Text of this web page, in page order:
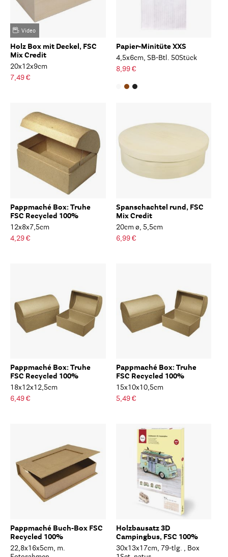
Video
Holz Box mit Deckel, FSC
Mix Credit
20x12x9cm
7,49 €
Papier-Minitüte XXS
4,5x6cm, SB-Btl. 50Stück
8,99 €
Pappmaché Box: Truhe
FSC Recycled 100%
12x8x7,5cm
4,29 €
Spanschachtel rund, FSC
Mix Credit
20cm ø, 5,5cm
6,99 €
Pappmaché Box: Truhe
FSC Recycled 100%
18x12x12,5cm
6,49 €
Pappmaché Box: Truhe
FSC Recycled 100%
15x10x10,5cm
5,49 €
Pappmaché Buch-Box FSC
Recycled 100%
22,8x16x5cm, m.
Holzbausatz 3D
Campingbus, FSC 100%
30x13x17cm, 79-tlg. , Box